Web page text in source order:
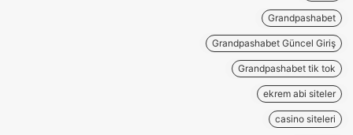
Grandpashabet
Grandpashabet Güncel Giriş
Grandpashabet tik tok
ekrem abi siteler
casino siteleri